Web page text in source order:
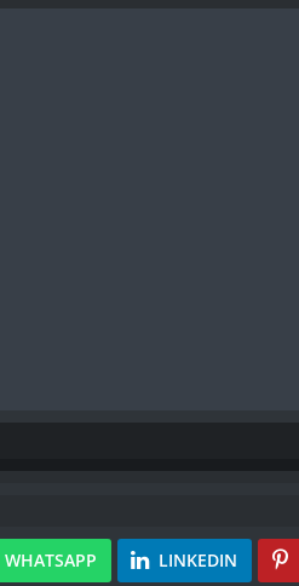
WHATSAPP LINKEDIN